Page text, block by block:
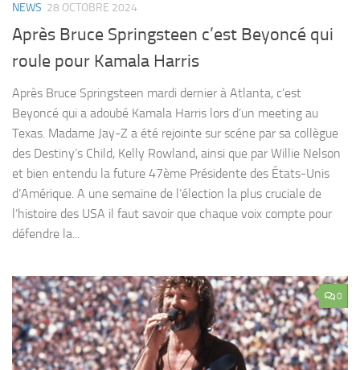
NEWS 28 OCTOBRE 2024
Après Bruce Springsteen c’est Beyoncé qui
roule pour Kamala Harris
Après Bruce Springsteen mardi dernier à Atlanta, c’est
Beyoncé qui a adoubé Kamala Harris lors d’un meeting au
Texas. Madame Jay-Z a été rejointe sur scéne par sa collègue
des Destiny’s Child, Kelly Rowland, ainsi que par Willie Nelson
et bien entendu la future 47ème Présidente des États-Unis
d’Amérique. A une semaine de l’élection la plus cruciale de
l’histoire des USA il faut savoir que chaque voix compte pour
défendre la...
0